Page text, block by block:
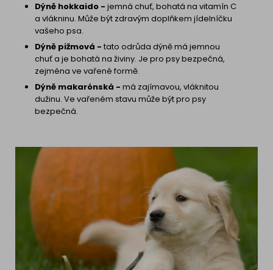
Dýně hokkaido - jemná chuť, bohatá na vitamín C
a vlákninu. Může být zdravým doplňkem jídelníčku
vašeho psa.
Dýně pižmová - tato odrůda dýně má jemnou
chuť a je bohatá na živiny. Je pro psy bezpečná,
zejména ve vařené formě.
Dýně makarónská - má zajímavou, vláknitou
dužinu. Ve vařeném stavu může být pro psy
bezpečná.